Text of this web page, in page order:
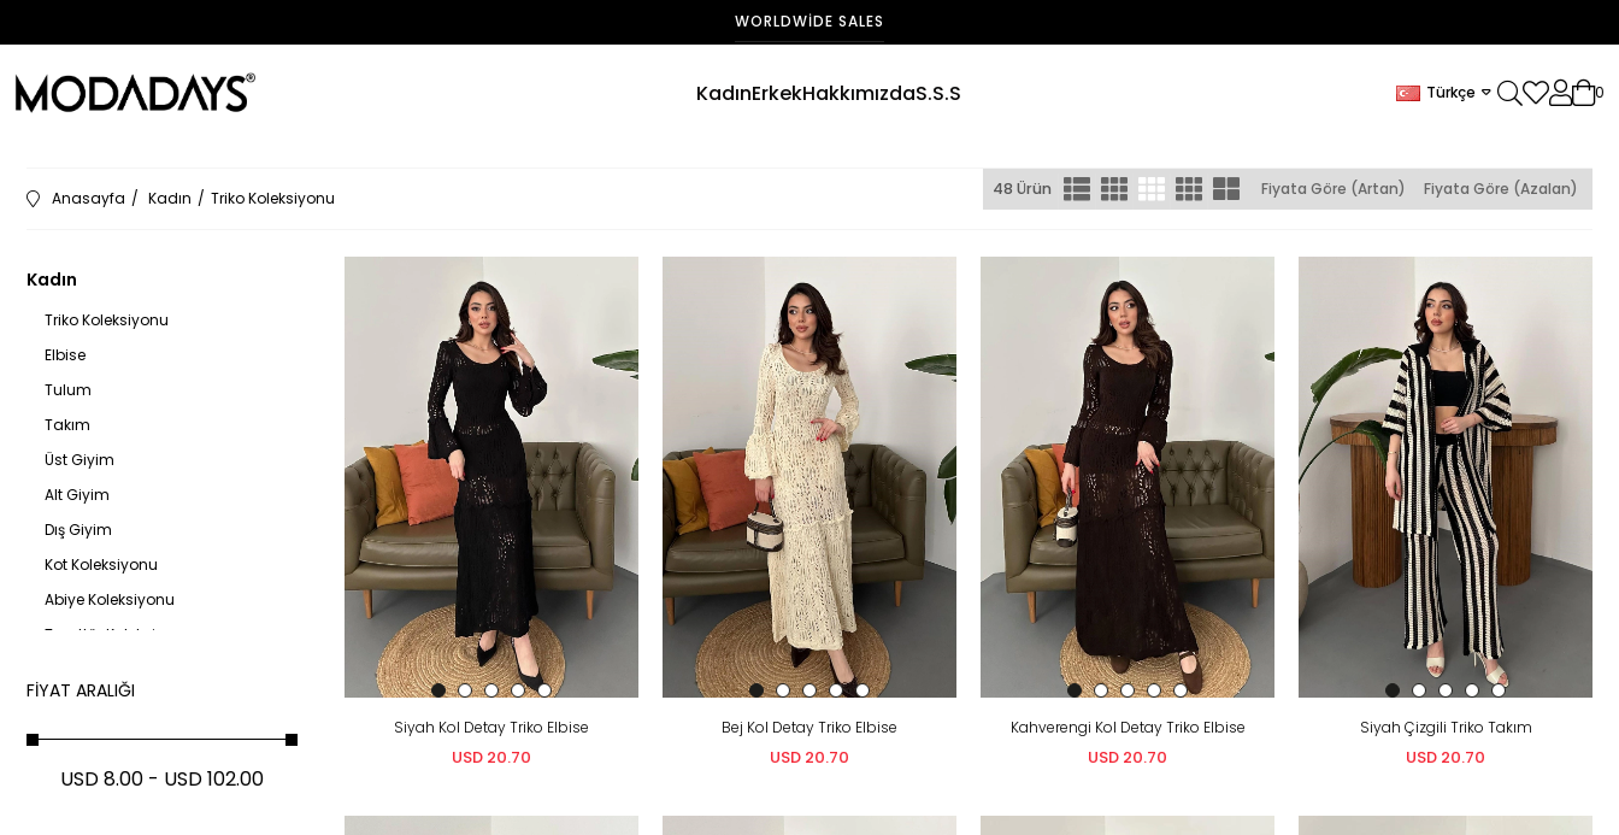
FAST DELIVERY
KadınErkekHakkımızdaS.S.S Türkçe 0
Anasayfa Kadın Triko Koleksiyonu Fiyata Göre (Artan) Fiyata Göre (Azalan)
48 Ürün
Kadın
Triko Koleksiyonu
Elbise
Tulum
Takım
Üst Giyim
Alt Giyim
Dış Giyim
Kot Koleksiyonu
Abiye Koleksiyonu
Tesettür Koleksiyonu
FIYAT ARALIĞI
USD 8.00 - USD 102.00
Siyah Kol Detay Triko Elbise
USD 20.70
Bej Kol Detay Triko Elbise
USD 20.70
Kahverengi Kol Detay Triko Elbise
USD 20.70
Siyah Çizgili Triko Takım
USD 20.70